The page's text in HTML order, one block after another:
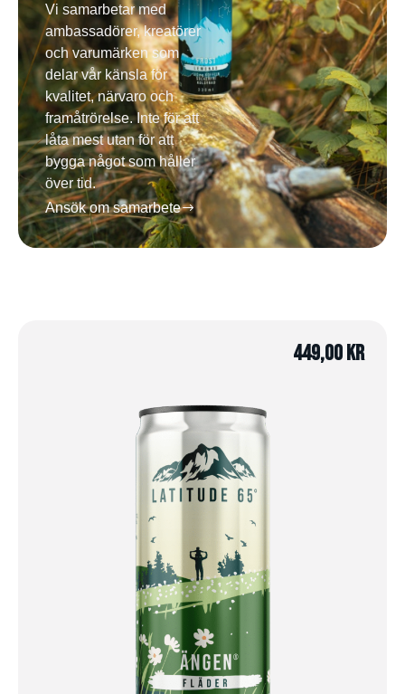
Vi samarbetar med
ambassadörer, kreatörer
och varumärken som
delar vår känsla för
kvalitet, närvaro och
framåtrörelse. Inte för att
låta mest utan för att
bygga något som håller
över tid.
Ansök om samarbete
449,00kr